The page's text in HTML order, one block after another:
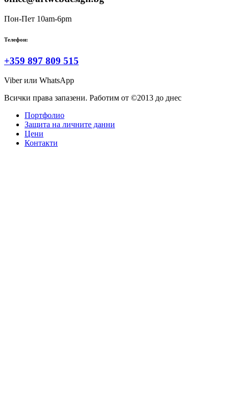
Пон-Пет 10am-6pm
Телефон:
+359 897 809 515
Viber или WhatsApp
Всички права запазени. Работим от ©2013 до днес
Портфолио
Защита на личните данни
Цени
Контакти